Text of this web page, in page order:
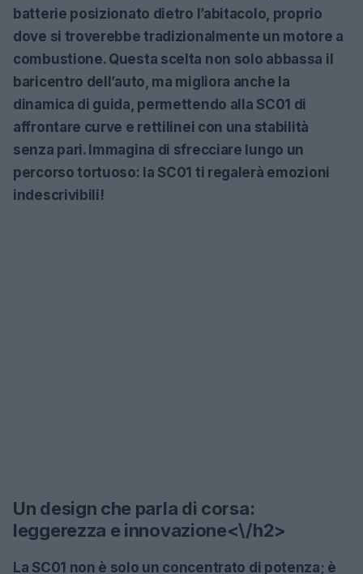
batterie posizionato dietro l’abitacolo, proprio
dove si troverebbe tradizionalmente un motore a
combustione. Questa scelta non solo abbassa il
baricentro dell’auto, ma migliora anche la
dinamica di guida, permettendo alla SC01 di
affrontare curve e rettilinei con una stabilità
senza pari. Immagina di sfrecciare lungo un
percorso tortuoso: la SC01 ti regalerà emozioni
indescrivibili!
Un design che parla di corsa:
leggerezza e innovazione<\/h2>
La SC01 non è solo un concentrato di potenza; è